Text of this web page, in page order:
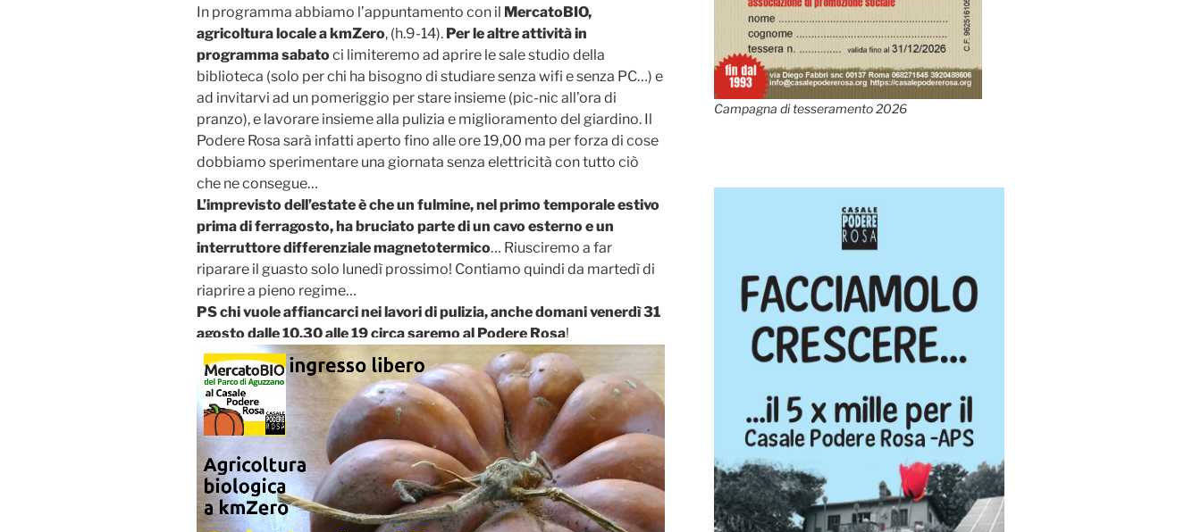
In programma abbiamo l’appuntamento con il MercatoBIO,
agricoltura locale a kmZero, (h.9-14). Per le altre attività in
programma sabatoci limiteremo ad aprire le sale studio della
biblioteca (solo per chi ha bisogno di studiare senza wifi e senza PC…) e
ad invitarvi ad un pomeriggio per stare insieme (pic-nic all’ora di
pranzo), e lavorare insieme alla pulizia e miglioramento del giardino. Il
Podere Rosa sarà infatti aperto fino alle ore 19,00 ma per forza di cose
dobbiamo sperimentare una giornata senza elettricità con tutto ciò
che ne consegue…
L’imprevisto dell’estate è che un fulmine, nel primo temporale estivo
prima di ferragosto, ha bruciato parte di un cavo esterno e un
interruttore differenziale magnetotermico… Riusciremo a far
riparare il guasto solo lunedì prossimo! Contiamo quindi da martedì di
riaprire a pieno regime…
PS chi vuole affiancarci nei lavori di pulizia, anche domani venerdì 31
agosto dalle 10,30 alle 19 circa saremo al Podere Rosa!
Campagna di tesseramento 2026